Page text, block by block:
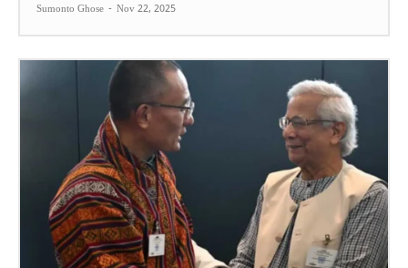
Sumonto Ghose - Nov 22, 2025